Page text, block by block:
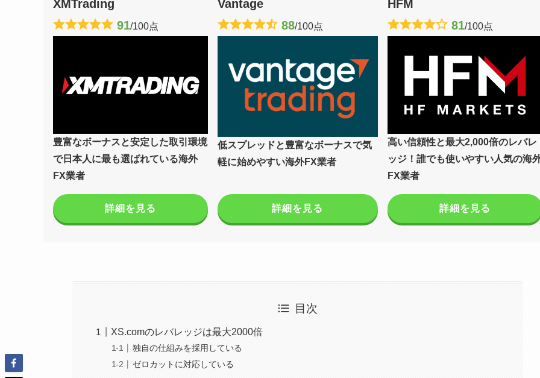
XMTrading
91/100点
豊富なボーナスと安定した取引環境
で日本人に最も選ばれている海外
FX業者
Vantage
88/100点
低スプレッドと豊富なボーナスで気
軽に始めやすい海外FX業者
HFM
81/100点
高い信頼性と最大2,000倍のレバレ
ッジ！誰でも使いやすい人気の海
FX業者
詳細を見る 詳細を見る 詳細を見る
目次
XS.comのレバレッジは最大2000倍
独自の仕組みを採用している
ゼロカットに対応している